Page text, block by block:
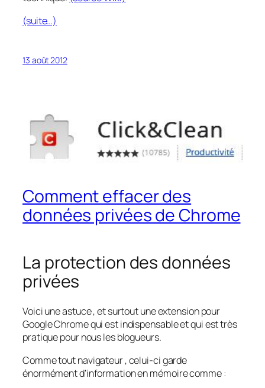
(suite…)
13 août 2012
Comment effacer des
données privées de Chrome
La protection des données
privées
Voici une astuce , et surtout une extension pour
Google Chrome qui est indispensable et qui est très
pratique pour nous les blogueurs.
Comme tout navigateur , celui-ci garde
énormément d’information en mémoire comme :